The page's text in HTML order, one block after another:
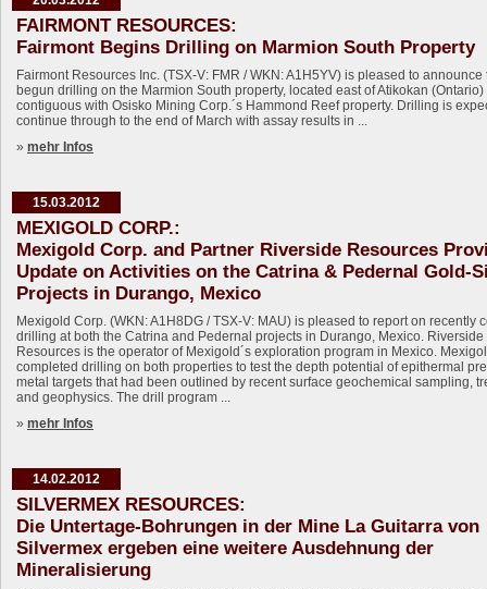
FAIRMONT RESOURCES:
Fairmont Begins Drilling on Marmion South Property
Fairmont Resources Inc. (TSX-V: FMR / WKN: A1H5YV) is pleased to announce
begun drilling on the Marmion South property, located east of Atikokan (Ontario)
contiguous with Osisko Mining Corp.´s Hammond Reef property. Drilling is
continue through to the end of March with assay results in ...
» mehr Infos
15.03.2012
MEXIGOLD CORP.:
Mexigold Corp. and Partner Riverside Resources
Update on Activities on the Catrina & Pedernal Gold-
Projects in Durango, Mexico
Mexigold Corp. (WKN: A1H8DG / TSX-V: MAU) is pleased to report on recently
drilling at both the Catrina and Pedernal projects in Durango, Mexico. Riverside
Resources is the operator of Mexigold´s exploration program in Mexico.
completed drilling on both properties to test the depth potential of epithermal
metal targets that had been outlined by recent surface geochemical sampling,
and geophysics. The drill program ...
» mehr Infos
14.02.2012
SILVERMEX RESOURCES:
Die Untertage-Bohrungen in der Mine La Guitarra von
Silvermex ergeben eine weitere Ausdehnung der
Mineralisierung